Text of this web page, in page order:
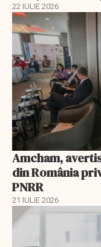
22 IULIE 2026
Amcham,
din România
PNRR
21 IULIE 2026